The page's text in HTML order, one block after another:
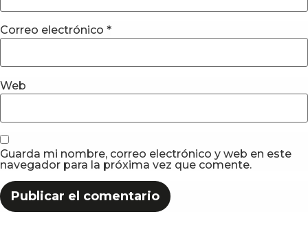
Correo electrónico *
Web
Guarda mi nombre, correo electrónico y web en este
navegador para la próxima vez que comente.